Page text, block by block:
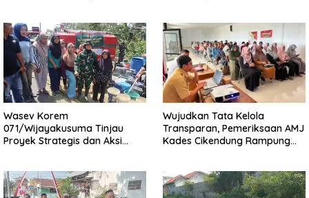
Wasev Korem
071/Wijayakusuma Tinjau
Proyek Strategis dan Aksi
Wujudkan Tata Kelola
Transparan, Pemeriksaan AMJ
Kades Cikendung Rampung